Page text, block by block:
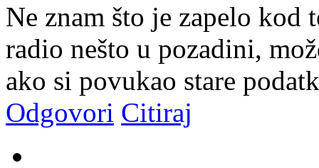
Ne znam što je zapelo
radio nešto u pozadini,
ako si povukao stare
Odgovori Citiraj